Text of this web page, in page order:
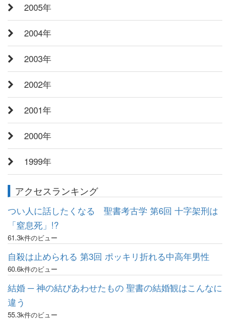
2005年
2004年
2003年
2002年
2001年
2000年
1999年
アクセスランキング
つい人に話したくなる 聖書考古学 第6回 十字架刑は
「窒息死」!?
61.3k件のビュー
自殺は止められる 第3回 ポッキリ折れる中高年男性
60.6k件のビュー
結婚 ─ 神の結びあわせたもの 聖書の結婚観はこんなに
違う
55.3k件のビュー